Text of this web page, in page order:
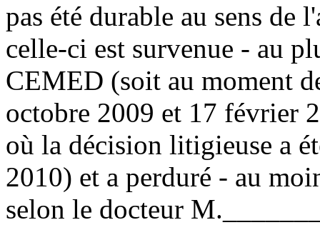
pas été durable au sens de l'
celle-ci est survenue - au
CEMED (soit au moment
octobre 2009 et 17 février
où la décision litigieuse a
2010) et a perduré - au
selon le docteur